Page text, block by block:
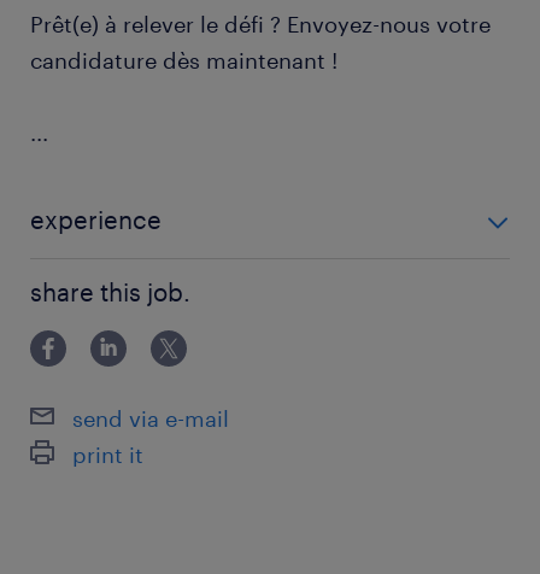
Prêt(e) à relever le défi ? Envoyez-nous votre
candidature dès maintenant !
...
experience
share this job.
send via e-mail
print it